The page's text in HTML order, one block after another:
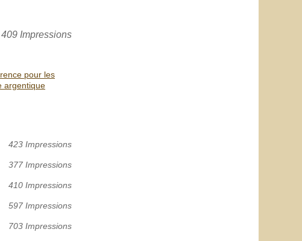
Impressions
pour les
argentique
423 Impressions
377 Impressions
410 Impressions
597 Impressions
703 Impressions